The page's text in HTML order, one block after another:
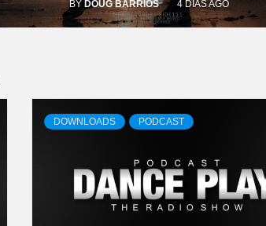
BY DOUG BARRIOS 4 DIAS AGO
DOWNLOADS PODCAST